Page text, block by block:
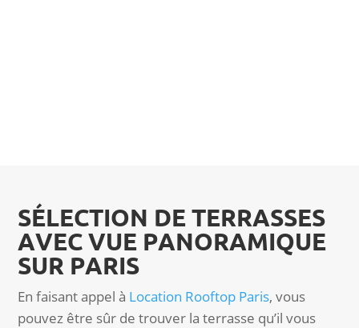
SÉLECTION DE TERRASSES
AVEC VUE PANORAMIQUE
SUR PARIS
En faisant appel à Location Rooftop Paris, vous
pouvez être sûr de trouver la terrasse qu’il vous